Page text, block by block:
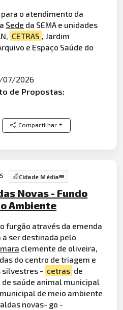
para o atendimento da
Sede da SEMA e unidades
CETRAS
, Jardim
e Espaço Saúde do
07/2026
de Propostas:
Compartilhar
Cidade Média
Novas - Fundo
Ambiente
furgão através da emenda
ser destinada pelo
clemente de oliveira,
do centro de triagem e
silvestres - cetras de
saúde animal municipal
de meio ambiente
novas- go -